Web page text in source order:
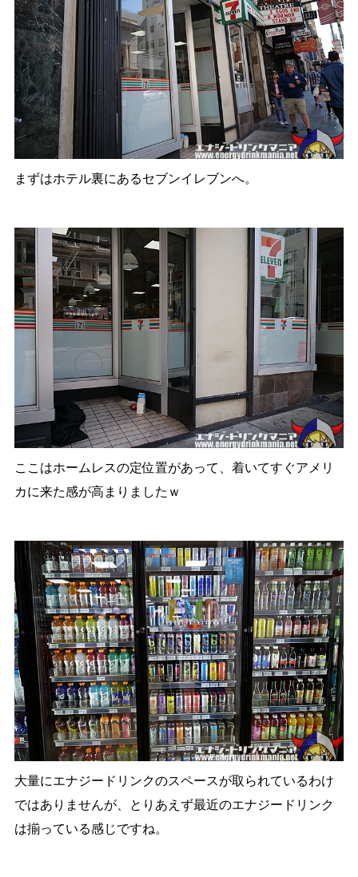
まずはホテル裏にあるセブンイレブンへ。
ここはホームレスの定位置があって、着いてすぐアメリ
カに来た感が高まりましたｗ
大量にエナジードリンクのスペースが取られているわけ
ではありませんが、とりあえず最近のエナジードリンク
は揃っている感じですね。